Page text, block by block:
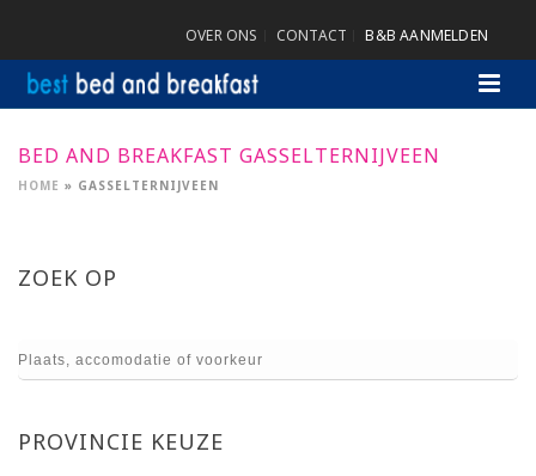
OVER ONS CONTACT B&B AANMELDEN
BED AND BREAKFAST GASSELTERNIJVEEN
HOME » GASSELTERNIJVEEN
ZOEK OP
PROVINCIE KEUZE